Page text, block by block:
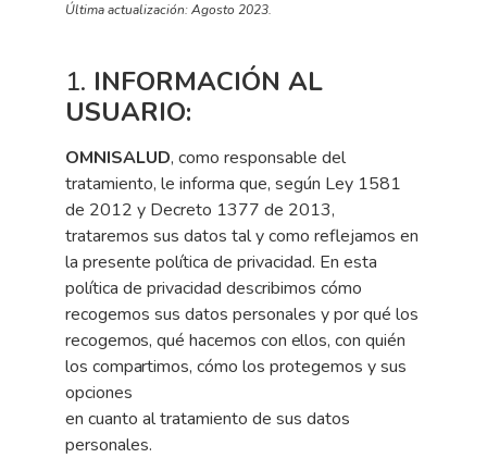
Última actualización: Agosto 2023.
1. INFORMACIÓN AL
USUARIO:
OMNISALUD, como responsable del
tratamiento, le informa que, según Ley 1581
de 2012 y Decreto 1377 de 2013,
trataremos sus datos tal y como reflejamos en
la presente política de privacidad. En esta
política de privacidad describimos cómo
recogemos sus datos personales yporqué los
recogemos, qué hacemos con ellos, con quién
los compartimos, cómo los protegemos ysus
opciones
en cuanto altratamiento de sus datos
personales.